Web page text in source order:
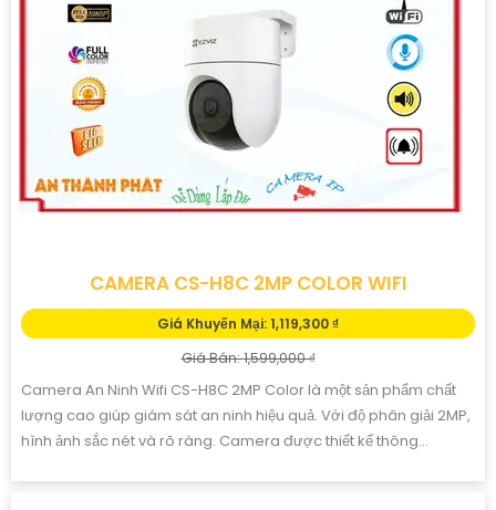
CAMERA CS-H8C 2MP COLOR WIFI
Giá Khuyến Mại: 1,119,300 ₫
Giá Bán: 1,599,000 ₫
Camera An Ninh Wifi CS-H8C 2MP Color là một sản phẩm chất
lượng cao giúp giám sát an ninh hiệu quả. Với độ phân giải 2MP,
hình ảnh sắc nét và rõ ràng. Camera được thiết kế thông...